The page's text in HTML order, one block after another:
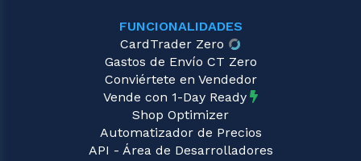
FUNCIONALIDADES
CardTrader Zero
Gastos de Envío CT Zero
Conviértete en Vendedor
Vende con 1-Day Ready
Shop Optimizer
Automatizador de Precios
API - Área de Desarrolladores